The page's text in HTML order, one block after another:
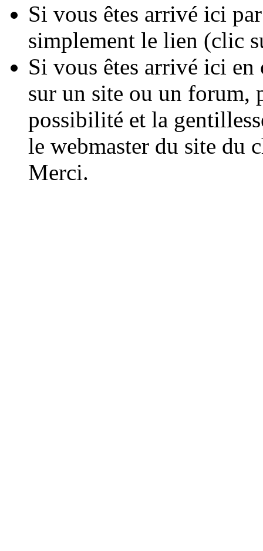
Si vous êtes arrivé ici
simplement le lien (clic
Si vous êtes arrivé ici
sur un site ou un forum,
possibilité et la
le webmaster du site du
Merci.